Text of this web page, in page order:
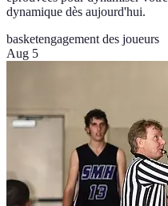
dynamique dès aujourd'hui.
basketengagement des joueurs
Aug 5